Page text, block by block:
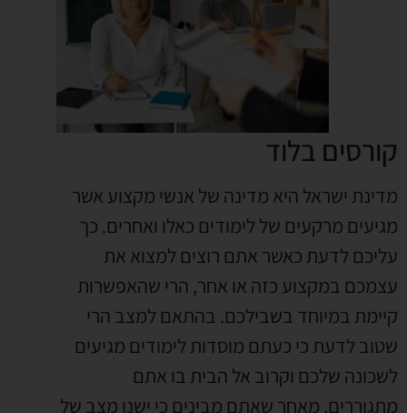
קורסים בלוד
מדינת ישראל היא מדינה של אנשי מקצוע אשר
מגיעים מרקעים של לימודים כאלו ואחרים. כך
עליכם לדעת כאשר אתם רוצים למצוא את
עצמכם במקצוע כזה או אחר, הרי שהאפשרות
קיימת במיוחד בשבילכם. בהתאם למצב הרי
שטוב לדעת כי כעתם מוסדות לימודים מגיעים
לשכונה שלכם וקרוב אל הבית בו אתם
מתגוררים. מאחר שאתם מבינים כי ישנו מצב של